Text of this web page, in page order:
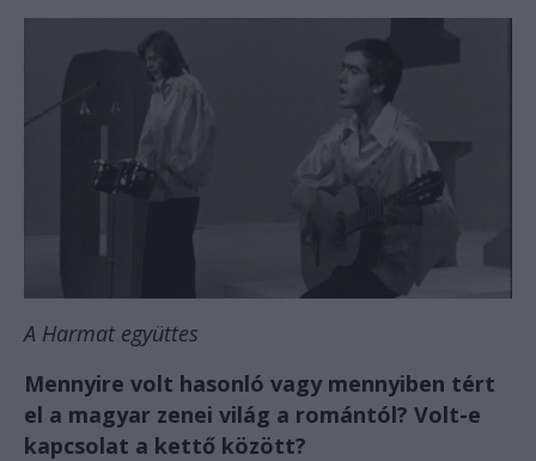
A Harmat együttes
Mennyire volt hasonló vagy mennyiben tért
el a magyar zenei világ a romántól? Volt-e
kapcsolat a kettő között?